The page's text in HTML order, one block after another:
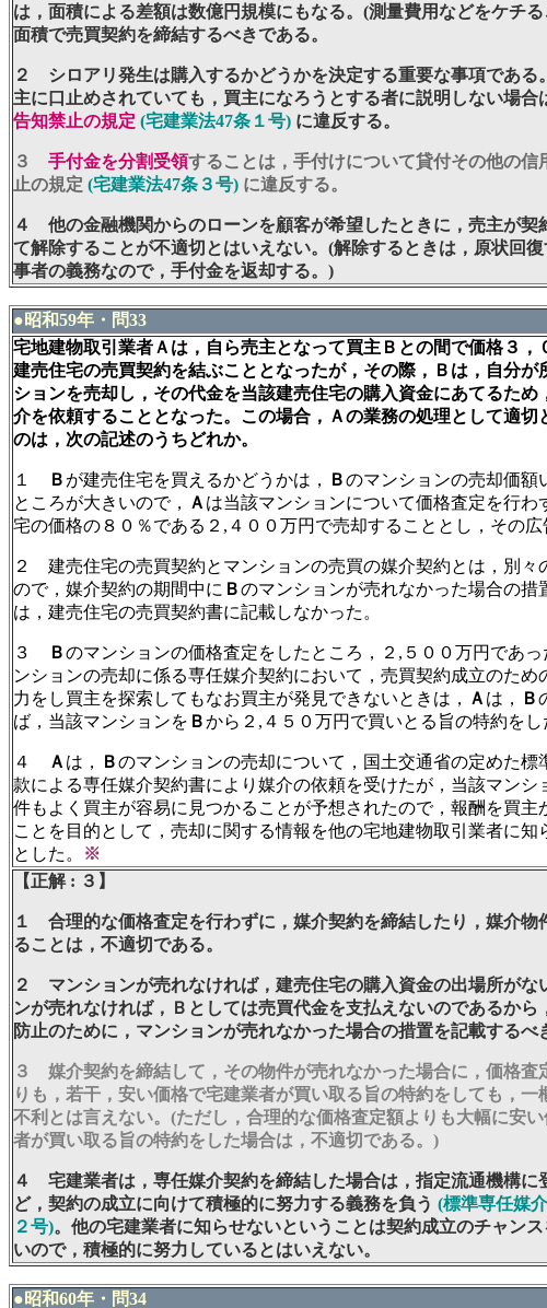
は，面積による差額は数億円規模にもなる。(測量費用などをケチる
面積で売買契約を締結するべきである。
２ シロアリ発生は購入するかどうかを決定する重要な事項である
主に口止めされていても，買主になろうとする者に説明しない場合
告知禁止の規定 (宅建業法47条１号) に違反する。
３ 手付金を分割受領することは，手付けについて貸付その他の信
止の規定 (宅建業法47条３号) に違反する。
４ 他の金融機関からのローンを顧客が希望したときに，売主が契
て解除することが不適切とはいえない。(解除するときは，原状回
事者の義務なので，手付金を返却する。)
●昭和59年・問33
宅地建物取引業者Ａは，自ら売主となって買主Ｂとの間で価格３，
建売住宅の売買契約を結ぶこととなったが，その際，Ｂは，自分が
ションを売却し，その代金を当該建売住宅の購入資金にあてるため
介を依頼することとなった。この場合，Ａの業務の処理として適切
のは，次の記述のうちどれか。
１ Ｂ が建売住宅を買えるかどうかは， Ｂのマンションの売却価額
ところが大きいので，
Ａ は当該マンションについて価格査定を行わ
宅の価格の８０％である２,４００万円で売却することとし，その広
２ 建売住宅の売買契約とマンションの売買の媒介契約とは，別々
ので，媒介契約の期間中に Ｂのマンションが売れなかった場合の措
は，建売住宅の売買契約書に記載しなかった。
３ Ｂのマンションの価格査定をしたところ，２,５００万円であ
ンションの売却に係る専任媒介契約において，売買契約成立のため
力をし買主を探索してもなお買主が発見できないときは，
Ａ は， Ｂ
ば，当該マンションを Ｂから２,４５０万円で買いとる旨の特約をし
４ Ａ は， Ｂのマンションの売却について，国土交通省の定めた標
款による専任媒介契約書により媒介の依頼を受けたが，当該マンシ
件もよく買主が容易に見つかることが予想されたので，報酬を買主
ことを目的として，売却に関する情報を他の宅地建物取引業者に知
とした。
※
【正解 : ３】
１ 合理的な価格査定を行わずに，媒介契約を締結したり，媒介物
ることは，不適切である。
２ マンションが売れなければ，建売住宅の購入資金の出場所がな
ンが売れなければ，Ｂとしては売買代金を支払えないのであるから
防止のために，マンションが売れなかった場合の措置を記載するべ
３ 媒介契約を締結して，その物件が売れなかった場合に，価格査
りも，若干，安い価格で宅建業者が買い取る旨の特約をしても，一
不利とは言えない。(ただし，合理的な価格査定額よりも大幅に安
者が買い取る旨の特約をした場合は，不適切である。)
４ 宅建業者は，専任媒介契約を締結した場合は，指定流通機構に
ど，契約の成立に向けて積極的に努力する義務を負う (標準専任媒
２号)。他の宅建業者に知らせないということは契約成立のチャン
いので，積極的に努力しているとはいえない。
●昭和60年・問34